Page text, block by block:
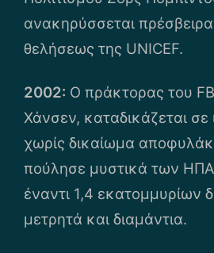
ανακηρύσσεται
θελήσεως της UNICEF.
2002: Ο πράκτορας του
Χάνσεν, καταδικάζεται σε
χωρίς δικαίωμα
πούλησε μυστικά των
έναντι 1,4 εκατομμυρίων
μετρητά και διαμάντια.